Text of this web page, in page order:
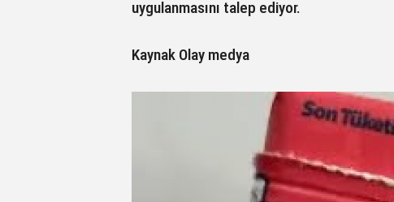
uygulanmasını talep ediyor.
Kaynak Olay medya